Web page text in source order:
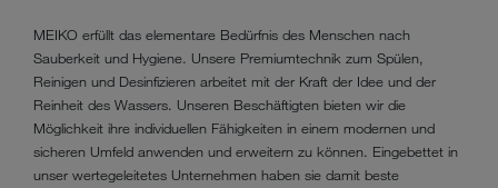
MEIKO erfüllt das elementare Bedürfnis des Menschen nach
Sauberkeit und Hygiene. Unsere Premiumtechnik zum Spülen,
Reinigen und Desinfizieren arbeitet mit der Kraft der Idee und der
Reinheit des Wassers. Unseren Beschäftigten bieten wir die
Möglichkeit ihre individuellen Fähigkeiten in einem modernen und
sicheren Umfeld anwenden und erweitern zu können. Eingebettet in
unser wertegeleitetes Unternehmen haben sie damit beste